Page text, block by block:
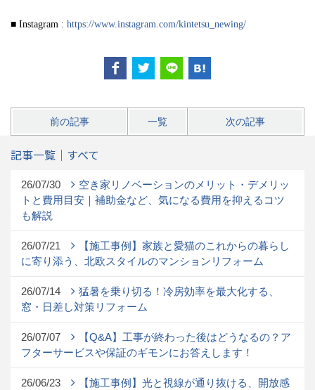
■ Instagram : https://www.instagram.com/kintetsu_newing/
前の記事 一覧 次の記事
記事一覧｜すべて
26/07/30
空き家リノベーションのメリット・デメリッ
トと費用目安｜補助金など、気になる費用を抑えるコツ
も解説
26/07/21
【施工事例】家族と愛猫のこれからの暮らし
に寄り添う、北欧スタイルのマンションリフォーム
26/07/14
猛暑を乗り切る！冷房効率を最大化する、
窓・日差し対策リフォーム
26/07/07
【Q&A】工事が終わった後はどうなるの？ア
フターサービスや保証のギモンにお答えします！
26/06/23
【施工事例】光と視線が通り抜ける、開放感